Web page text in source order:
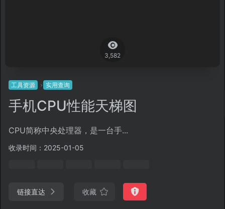
3,582
工具资源 实用查询
手机CPU性能天梯图
CPU简称中央处理器，是一台手...
收录时间：2025-01-05
链接直达 收藏